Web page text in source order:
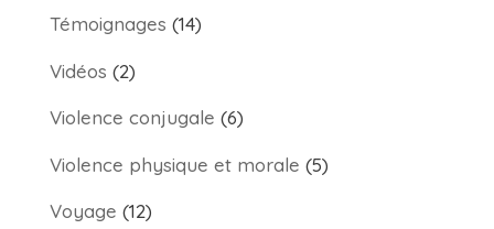
Témoignages (14)
Vidéos (2)
Violence conjugale (6)
Violence physique et morale (5)
Voyage (12)